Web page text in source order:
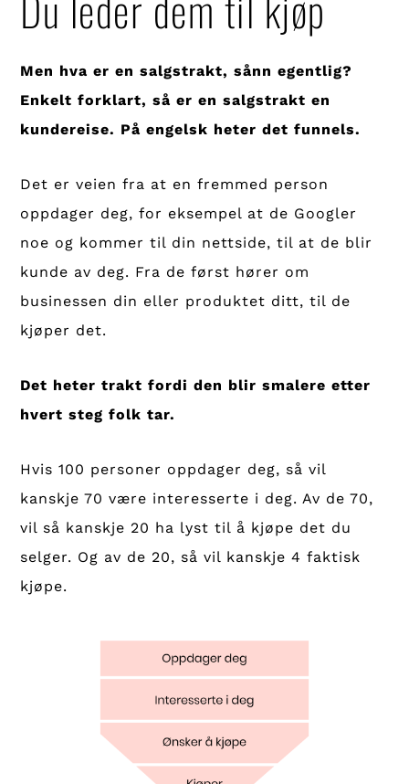
Men hva er en salgstrakt, sånn egentlig?
Enkelt forklart, så er en salgstrakt en
kundereise. På engelsk heter det funnels.
Det er veien fra at en fremmed person
oppdager deg, for eksempel at de Googler
noe og kommer til din nettside, til at de blir
kunde av deg. Fra de først hører om
businessen din eller produktet ditt, til de
kjøper det.
Det heter trakt fordi den blir smalere etter
hvert steg folk tar.
Hvis 100 personer oppdager deg, så vil
kanskje 70 være interesserte i deg. Av de 70,
vil så kanskje 20 ha lyst til å kjøpe det du
selger. Og av de 20, så vil kanskje 4 faktisk
kjøpe.